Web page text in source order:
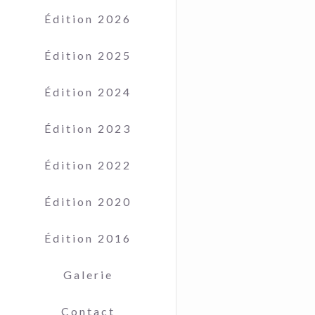
Édition 2026
Édition 2025
Édition 2024
Édition 2023
Édition 2022
Édition 2020
Édition 2016
Galerie
Contact